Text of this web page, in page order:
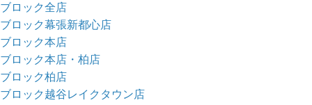
ブロック全店
ブロック幕張新都心店
ブロック本店
ブロック本店・柏店
ブロック柏店
ブロック越谷レイクタウン店